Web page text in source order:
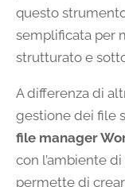
questo
semplificata per
strutturato e
A differenza di
gestione dei file
file manager
con l’ambiente
permette di